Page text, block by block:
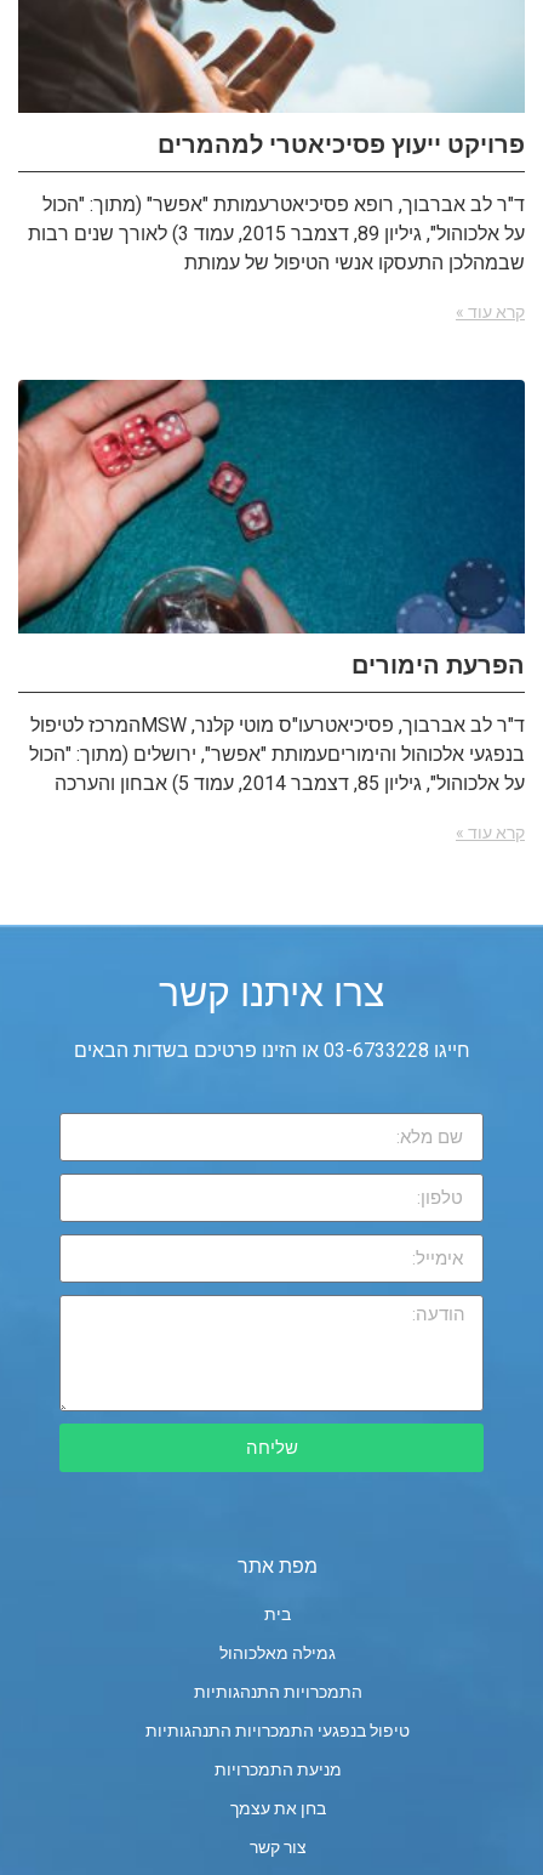
פרויקט ייעוץ פסיכיאטרי למהמרים
ד"ר לב אברבוך, רופא פסיכיאטרעמותת "אפשר" (מתוך: "הכול
על אלכוהול", גיליון 89, דצמבר 2015, עמוד 3) לאורך שנים רבות
שבמהלכן התעסקו אנשי הטיפול של עמותת
קרא עוד »
הפרעת הימורים
ד"ר לב אברבוך, פסיכיאטרעו"ס מוטי קלנר, MSWהמרכז לטיפול
בנפגעי אלכוהול והימוריםעמותת "אפשר", ירושלים (מתוך: "הכול
על אלכוהול", גיליון 85, דצמבר 2014, עמוד 5) אבחון והערכה
קרא עוד »
צרו איתנו קשר
חייגו 03-6733228 או הזינו פרטיכם בשדות הבאים
שליחה
מפת אתר
בית
גמילה מאלכוהול
התמכרויות התנהגותיות
טיפול בנפגעי התמכרויות התנהגותיות
מניעת התמכרויות
בחן את עצמך
צור קשר